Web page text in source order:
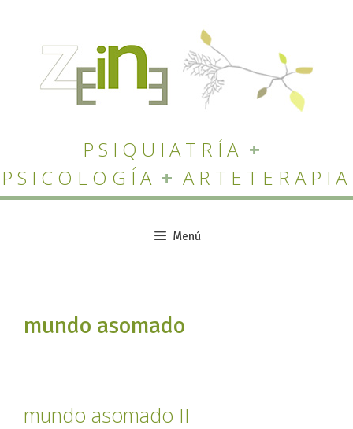
contenido
PSIQUIATRÍA +
PSICOLOGÍA + ARTETERAPIA
Menú
mundo asomado
mundo asomado II